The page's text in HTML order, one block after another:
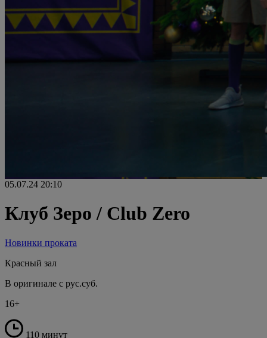
05.07.24 20:10
Клуб Зеро / Club Zero
Новинки проката
Красный зал
В оригинале с рус.суб.
16+
110 минут